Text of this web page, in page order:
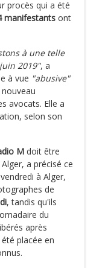
procès qui a été
manifestants ont
à une telle
2019", a
à vue "abusive"
avocats. Elle a
selon son
M doit être
a précisé ce
à Alger,
de
, tandis qu'ils
du
après
placée en